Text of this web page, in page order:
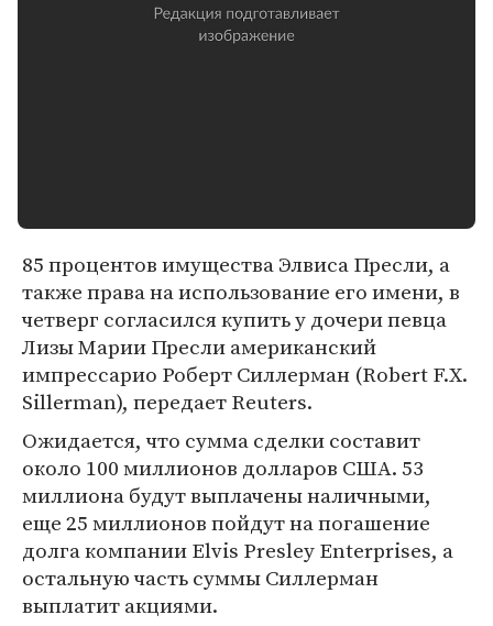
85 процентов имущества Элвиса Пресли, а
также права на использование его имени, в
четверг согласился купить у дочери певца
Лизы Марии Пресли американский
импрессарио Роберт Силлерман (Robert F.X.
Sillerman), передает Reuters.
Ожидается, что сумма сделки составит
около 100 миллионов долларов США. 53
миллиона будут выплачены наличными,
еще 25 миллионов пойдут на погашение
долга компании Elvis Presley Enterprises, а
остальную часть суммы Силлерман
выплатит акциями.